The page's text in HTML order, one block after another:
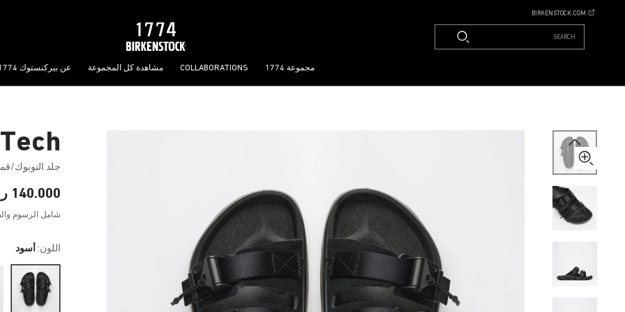
BIRKENSTOCK.COM
SEARCH
مجموعة 1774 COLLABORATIONS مشاهدة كل المجموعة عن بيركنستوك 1774
جلد النوبوك/
140.000 ر.ع.
شامل الرسوم
اللون:أسود